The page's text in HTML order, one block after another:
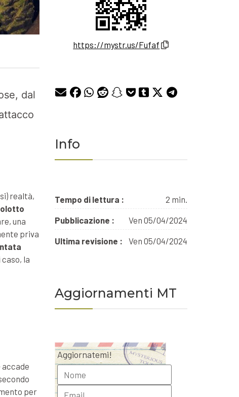
dal
realtà,
una
priva
caso, la
accade
per
https://mystr.us/Fufaf
Info
Tempo di lettura : 2 min.
Pubblicazione : Ven 05/04/2024
Ultima revisione : Ven 05/04/2024
Aggiornamenti MT
Aggiornatemi!